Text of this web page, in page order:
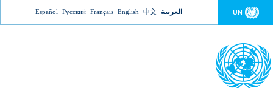
Jump to navigation UN العربية 中文
English
Français
Русский
Español